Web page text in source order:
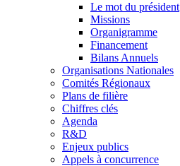
Le mot du président
Missions
Organigramme
Financement
Bilans Annuels
Organisations Nationales
Comités Régionaux
Plans de filière
Chiffres clés
Agenda
R&D
Enjeux publics
Appels à concurrence